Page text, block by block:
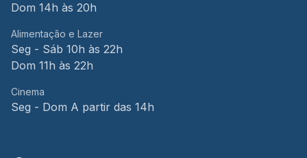
Dom 14h às 20h
Alimentação e Lazer
Seg - Sáb 10h às 22h
Dom 11h às 22h
Cinema
Seg - Dom A partir das 14h